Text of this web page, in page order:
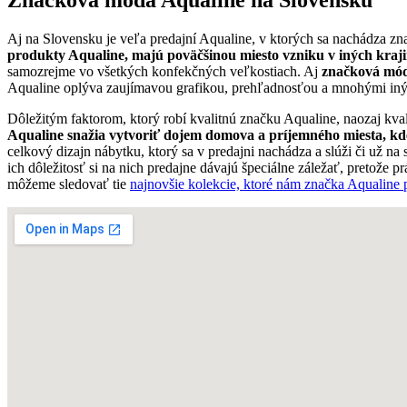
Aj na Slovensku je veľa predajní Aqualine, v ktorých sa nachádza
produkty Aqualine, majú poväčšinou miesto vzniku v iných
samozrejme vo všetkých konfekčných veľkostiach. Aj značková
Aqualine oplýva zaujímavou grafikou, prehľadnosťou a mnohými
Dôležitým faktorom, ktorý robí kvalitnú značku Aqualine, naozaj
Aqualine snažia vytvoriť dojem domova a príjemného miesta,
celkový dizajn nábytku, ktorý sa v predajni nachádza a slúži či už
ich dôležitosť si na nich predajne dávajú špeciálne záležať, pretože
môžeme sledovať tie najnovšie kolekcie, ktoré nám značka Aqualine